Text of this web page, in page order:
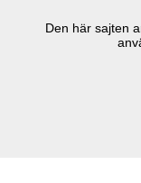
Den här sajten